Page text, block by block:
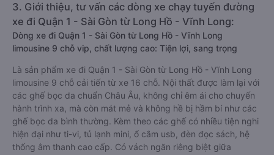
3. Giới thiệu, tư vấn các dòng xe chạy tuyến đường
xe đi Quận 1 - Sài Gòn từ Long Hồ - Vĩnh Long:
Dòng xe đi Quận 1 - Sài Gòn từ Long Hồ - Vĩnh Long
limousine 9 chỗ vip, chất lượng cao: Tiện lợi, sang trọng
Là sản phẩm xe đi Quận 1 - Sài Gòn từ Long Hồ - Vĩnh Long
limousine 9 chỗ cải tiến từ xe 16 chỗ. Nội thất được làm lại với
các ghế bọc da chuẩn Châu Âu, không chỉ êm ái cho chuyến
hành trình xa, mà còn mát mẻ và không hề bị hầm bí như các
ghế bọc da bình thường. Kèm theo các ghế có nhiều tiện nghi
hiện đại như ti-vi, tủ lạnh mini, ổ cắm usb, đèn đọc sách, hệ
thống âm thanh cao cấp. Có vách ngăn riêng biệt giữa